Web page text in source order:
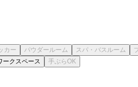
ークスペース